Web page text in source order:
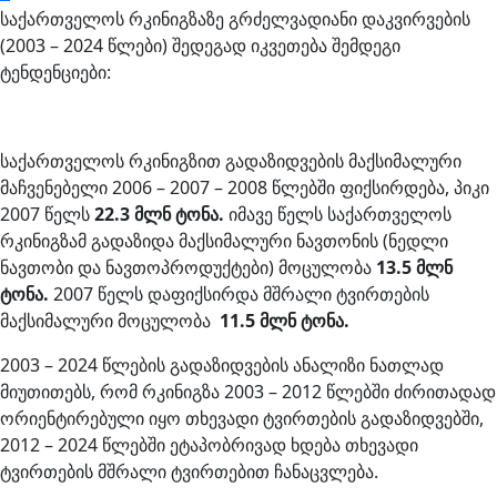
საქართველოს რკინიგზაზე გრძელვადიანი დაკვირვების
(2003 – 2024 წლები) შედეგად იკვეთება შემდეგი
ტენდენციები:
საქართველოს რკინიგზით გადაზიდვების მაქსიმალური
მაჩვენებელი 2006 – 2007 – 2008 წლებში ფიქსირდება, პიკი
2007 წელს22.3 მლნ ტონა. იმავე წელს საქართველოს
რკინიგზამ გადაზიდა მაქსიმალური ნავთონის (ნედლი
ნავთობი და ნავთოპროდუქტები) მოცულობა 13.5 მლნ
ტონა. 2007 წელს დაფიქსირდა მშრალი ტვირთების
მაქსიმალური მოცულობა 11.5 მლნ ტონა.
2003 – 2024 წლების გადაზიდვების ანალიზი ნათლად
მიუთითებს, რომ რკინიგზა 2003 – 2012 წლებში ძირითადად
ორიენტირებული იყო თხევადი ტვირთების გადაზიდვებში,
2012 – 2024 წლებში ეტაპობრივად ხდება თხევადი
ტვირთების მშრალი ტვირთებით ჩანაცვლება.